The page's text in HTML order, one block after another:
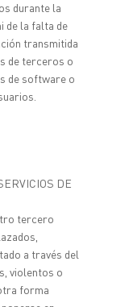
durante la
de la falta de
transmitida
de terceros o
de software o
DE
tercero
a través del
violentos o
forma